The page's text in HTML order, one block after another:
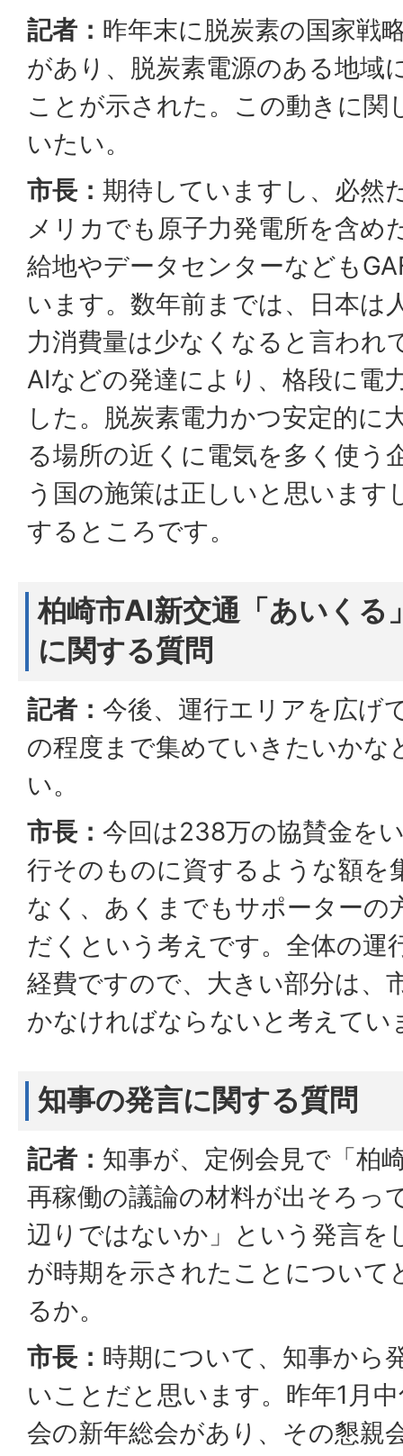
記者： 昨年末に脱炭素の国家戦
があり、脱炭素電源のある地域
ことが示された。この動きに関
いたい。
市長： 期待していますし、必然
メリカでも原子力発電所を含め
給地やデータセンターなども
います。数年前までは、日本は
力消費量は少なくなると言われ
AIなどの発達により、格段に電
した。脱炭素電力かつ安定的に
る場所の近くに電気を多く使う
う国の施策は正しいと思います
するところです。
柏崎市AI新交通「あいくる
に関する質問
記者： 今後、運行エリアを広げ
の程度まで集めていきたいかな
い。
市長： 今回は238万の協賛金を
行そのものに資するような額を
なく、あくまでもサポーターの
だくという考えです。全体の運
経費ですので、大きい部分は、
かなければならないと考えてい
知事の発言に関する質問
記者： 知事が、定例会見で「柏
再稼働の議論の材料が出そろっ
辺りではないか」という発言を
が時期を示されたことについて
るか。
市長： 時期について、知事から
いことだと思います。昨年1月
会の新年総会があり、その懇親